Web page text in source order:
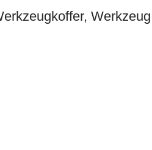
Werkzeug